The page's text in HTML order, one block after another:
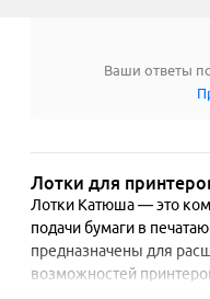
Ваши ответы
Лотки для
Лотки Катюша — это
подачи бумаги в
предназначены для
возможностей